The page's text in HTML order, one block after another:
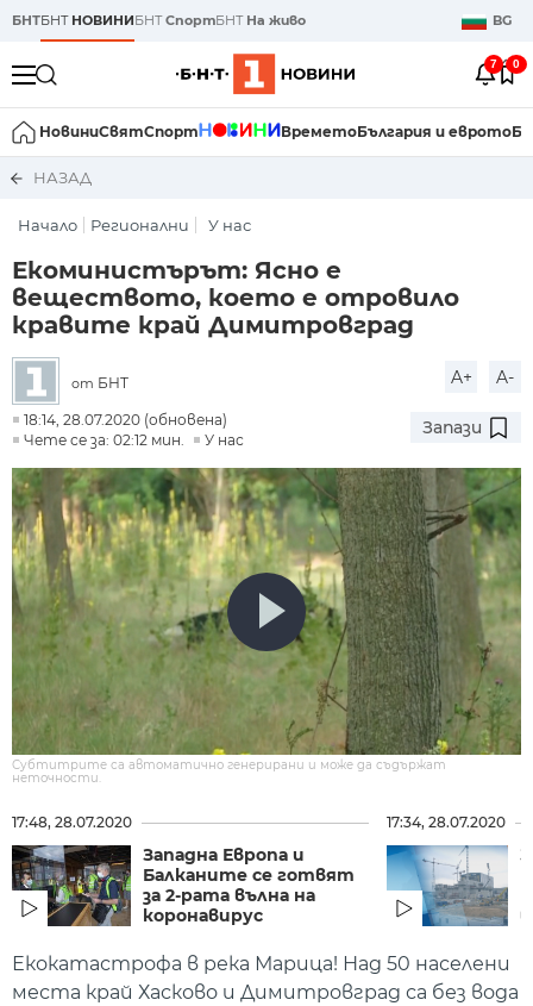
БНТБНТ НОВИНИБНТСпортБНТ На живо BG
7 0
НовиниСвятСпорт ВреметоБългария и еврото
НАЗАД
Начало Регионални У нас
Екоминистърът: Ясно е
веществото, което е отровило
кравите край Димитровград
от БНТ A+ A-
18:14, 28.07.2020 (обновена)
Чете се за: 02:12 мин.
У нас
Запази
Субтитрите са автоматично генерирани и може да съдържат
неточности.
17:48, 28.07.2020
Западна Европа и
Балканите се готвят
за 2-рата вълна на
коронавирус
17:34, 28.07.2020
Екокатастрофа в река Марица! Над 50 населени
места край Хасково и Димитровград са без вода